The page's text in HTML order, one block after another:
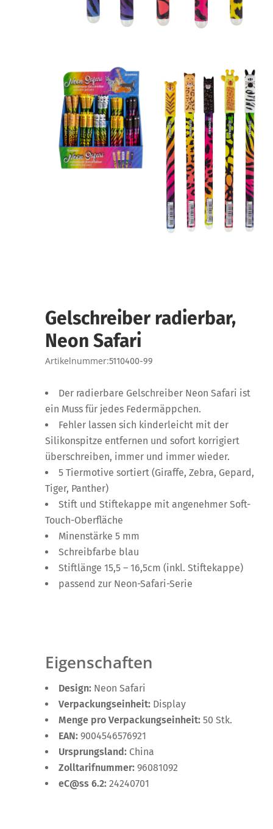
Gelschreiber radierbar,
Neon Safari
Artikelnummer:5110400-99
Der radierbare Gelschreiber Neon Safari ist
ein Muss für jedes Federmäppchen.
Fehler lassen sich kinderleicht mit der
Silikonspitze entfernen und sofort korrigiert
überschreiben, immer und immer wieder.
5 Tiermotive sortiert (Giraffe, Zebra, Gepard,
Tiger, Panther)
Stift und Stiftekappe mit angenehmer Soft-
Touch-Oberfläche
Minenstärke 5 mm
Schreibfarbe blau
Stiftlänge 15,5 – 16,5cm (inkl. Stiftekappe)
passend zur Neon-Safari-Serie
Eigenschaften
Design: Neon Safari
Verpackungseinheit: Display
Menge pro Verpackungseinheit: 50 Stk.
EAN: 9004546576921
Ursprungsland: China
Zolltarifnummer: 96081092
eC@ss 6.2: 24240701